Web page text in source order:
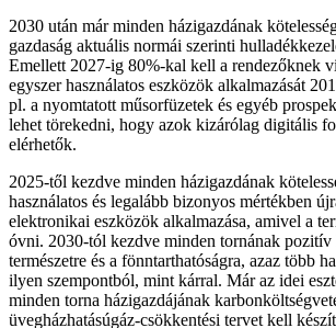
2030 után már minden házigazdának
gazdaság aktuális normái szerinti
Emellett 2027-ig 80%-kal kell a rendezőknek
egyszer használatos eszközök alkalmazását
pl. a nyomtatott műsorfüzetek és egyéb
lehet törekedni, hogy azok kizárólag digitális
elérhetők.
2025-től kezdve minden házigazdának
használatos és legalább bizonyos mértékben
elektronikai eszközök alkalmazása, amivel a
óvni. 2030-tól kezdve minden tornának pozitív
természetre és a fönntarthatóságra, azaz több
ilyen szempontból, mint kárral. Már az idei
minden torna házigazdájának
üvegházhatásúgáz-csökkentési tervet kell